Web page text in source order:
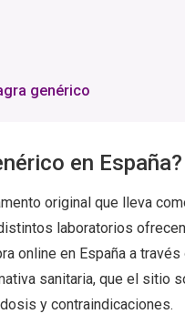
genérico
en España?
original que lleva
laboratorios
online en España a
sanitaria, que el sitio
y contraindicaciones.